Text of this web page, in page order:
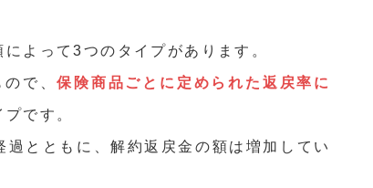
よって3つのタイプがあります。
ので、保険商品ごとに定められた返戻率に
プです。
とともに、解約返戻金の額は増加してい